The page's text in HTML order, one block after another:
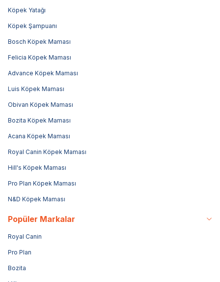
Köpek Yatağı
Köpek Şampuanı
Bosch Köpek Maması
Felicia Köpek Maması
Advance Köpek Maması
Luis Köpek Maması
Obivan Köpek Maması
Bozita Köpek Maması
Acana Köpek Maması
Royal Canin Köpek Maması
Hill's Köpek Maması
Pro Plan Köpek Maması
N&D Köpek Maması
Popüler Markalar
Royal Canin
Pro Plan
Bozita